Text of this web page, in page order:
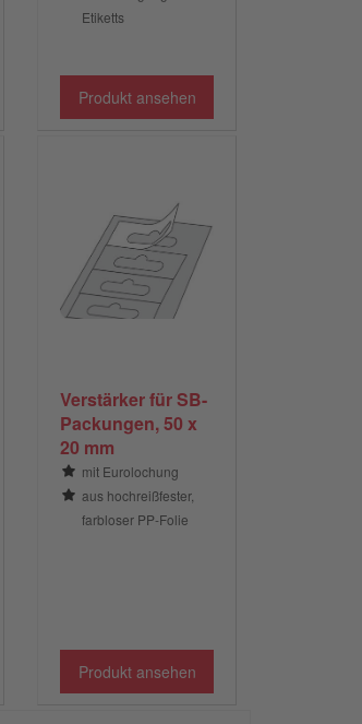
Etiketts
Produkt ansehen
Verstärker für SB-
Packungen, 50 x
20 mm
mit Eurolochung
aus hochreißfester,
farbloser PP-Folie
Produkt ansehen